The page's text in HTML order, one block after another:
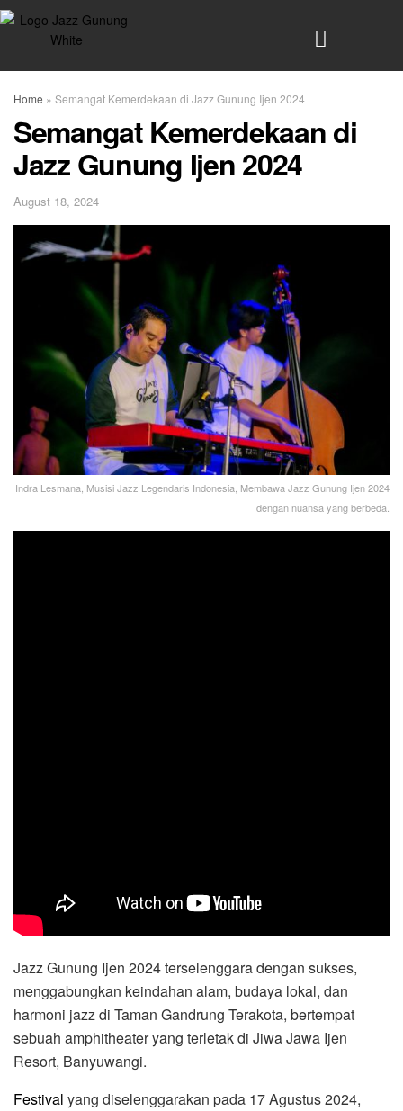
Home » Semangat Kemerdekaan di Jazz Gunung Ijen 2024
Semangat Kemerdekaan di
Jazz Gunung Ijen 2024
August 18, 2024
Indra Lesmana, Musisi Jazz Legendaris Indonesia, Membawa Jazz Gunung Ijen 2024
dengan nuansa yang berbeda.
Jazz Gunung Ijen 2024 terselenggara dengan sukses,
menggabungkan keindahan alam, budaya lokal, dan
harmoni jazz di Taman Gandrung Terakota, bertempat
sebuah amphitheater yang terletak di Jiwa Jawa Ijen
Resort, Banyuwangi.
Festival yang diselenggarakan pada 17 Agustus 2024,